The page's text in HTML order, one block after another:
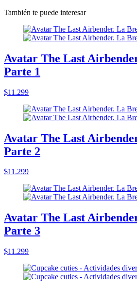
También te puede interesar
Avatar The Last
Parte 1
$11.299
Avatar The Last
Parte 2
$11.299
Avatar The Last
Parte 3
$11.299